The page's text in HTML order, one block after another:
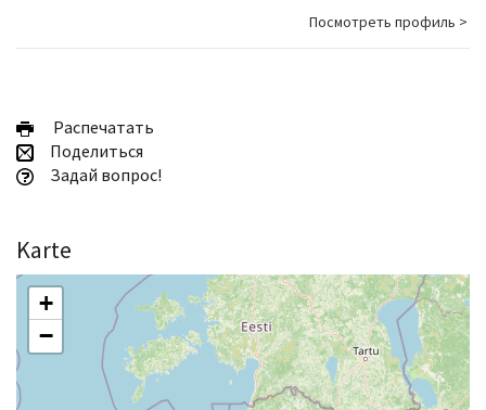
Посмотреть профиль >
Pаспечатать
Поделиться
Задай вопрос!
Karte
+
−